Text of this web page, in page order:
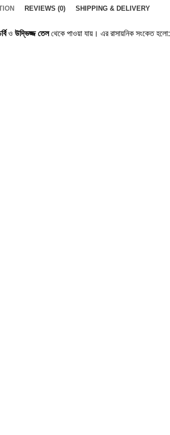
REVIEWS (0) SHIPPING & DELIVERY
ও উদ্ভিজ্জ তেলথেকে পাওয়া যায়। এর রাসায়নিক সংকেত হলো: